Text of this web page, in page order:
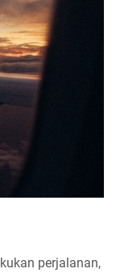
perjalanan,